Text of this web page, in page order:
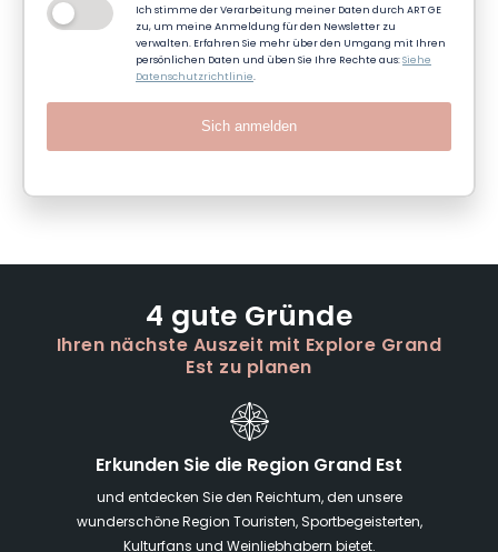
Ich stimme der Verarbeitung meiner Daten durch ART GE
zu, um meine Anmeldung für den Newsletter zu
verwalten. Erfahren Sie mehr über den Umgang mit Ihren
persönlichen Daten und üben Sie Ihre Rechte aus:Siehe
Datenschutzrichtlinie.
Sich anmelden
4 gute Gründe
Ihren nächste Auszeit mit Explore Grand
Est zu planen
Erkunden Sie die Region Grand Est
und entdecken Sie den Reichtum, den unsere
wunderschöne Region Touristen, Sportbegeisterten,
Kulturfans und Weinliebhabern bietet.